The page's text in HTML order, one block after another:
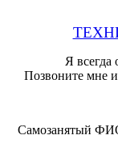
Я всегда
Позвоните мне
Самозанятый